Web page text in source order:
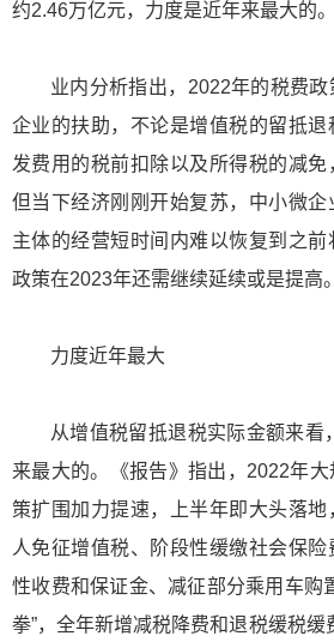
约2.46万亿元，力度是近年来最大的。
业内分析指出，2022年的税费
企业的扶助，不论是增值税的留抵
发费用的税前扣除以及所得税的减免
但当下经济刚刚开始复苏，中小微
主体的经营短时间内难以恢复到之
政策在2023年还需继续延续或是提高。
力度近年最大
从增值税留抵退税实际金额来看
来最大的。《报告》指出，2022年
策扩围加力提速，上半年即大头落
人免征增值税、阶段性缓缴社会保
性收费和保证金、减征部分乘用车购
拳”，全年新增减税降费和退税缓税缓